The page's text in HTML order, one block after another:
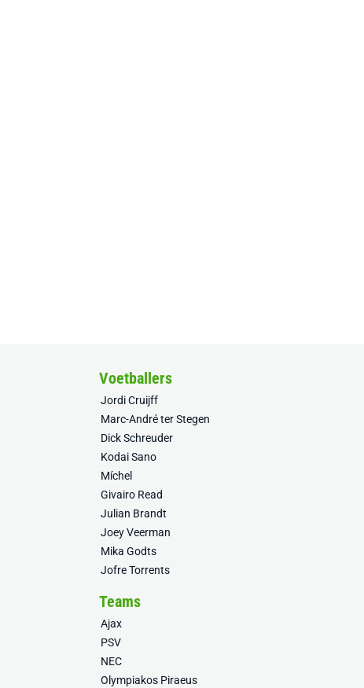
Voetballers
Jordi Cruijff
Marc-André ter Stegen
Dick Schreuder
Kodai Sano
Míchel
Givairo Read
Julian Brandt
Joey Veerman
Mika Godts
Jofre Torrents
Teams
Ajax
PSV
NEC
Olympiakos Piraeus